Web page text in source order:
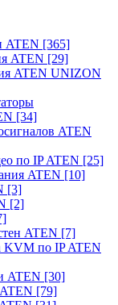
ATEN [365]
ATEN [29]
ATEN UNIZON
[34]
ATEN
по IP ATEN [25]
ATEN [10]
[3]
[2]
ATEN [7]
KVM по IP ATEN
ATEN [30]
[79]